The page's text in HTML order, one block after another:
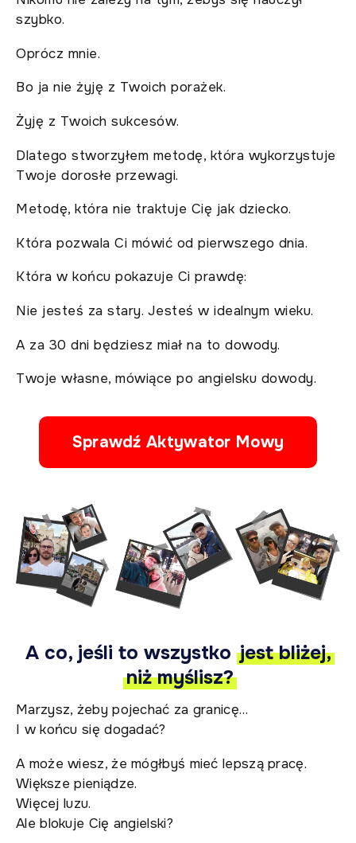
szybko.
Oprócz mnie.
Bo ja nie żyję z Twoich porażek.
Żyję z Twoich sukcesów.
Dlatego stworzyłem metodę, która wykorzystuje
Twoje dorosłe przewagi.
Metodę, która nie traktuje Cię jak dziecko.
Która pozwala Ci mówić od pierwszego dnia.
Która w końcu pokazuje Ci prawdę:
Nie jesteś za stary. Jesteś w idealnym wieku.
A za 30 dni będziesz miał na to dowody.
Twoje własne, mówiące po angielsku dowody.
Sprawdź Aktywator Mowy
A co, jeśli to wszystko jest bliżej,
niż myślisz?
Marzysz, żeby pojechać za granicę…
I w końcu się dogadać?
A może wiesz, że mógłbyś mieć lepszą pracę.
Większe pieniądze.
Więcej luzu.
Ale blokuje Cię angielski?